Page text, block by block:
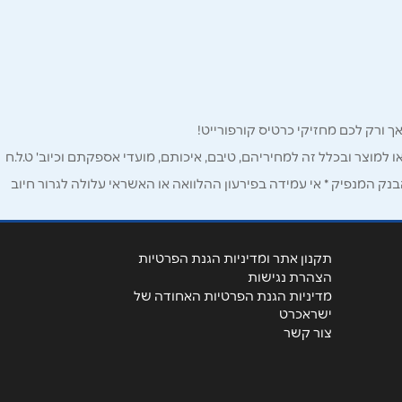
למוצר ובכלל זה למחיריהם, טיבם, איכותם, מועדי אספקתם וכיוב' ט.ל.ח
* אי עמידה בפירעון ההלוואה או האשראי עלולה לגרור חיוב
תקנון אתר ומדיניות הגנת הפרטיות
הצהרת נגישות
מדיניות הגנת הפרטיות האחודה של
ישראכרט
צור קשר